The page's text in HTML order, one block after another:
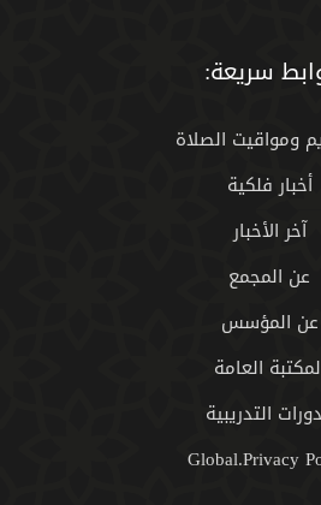
سريعة:
ومواقيت الصلاة
أخبار فلكية
آخر الأخبار
عن المجمع
عن المؤسس
العامة
التدريبية
Global.Privacy